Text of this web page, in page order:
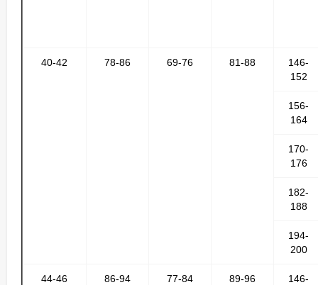
40-42 78-86 69-76 81-88
146-
152
156-
164
170-
176
182-
188
194-
200
44-46 86-94 77-84 89-96
146-